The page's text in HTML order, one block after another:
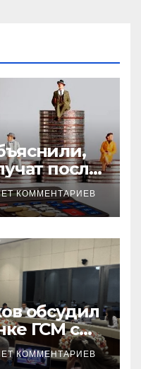
после
КОММЕНТАРИЕВ
обсудил
ГСМ с
КОММЕНТАРИЕВ